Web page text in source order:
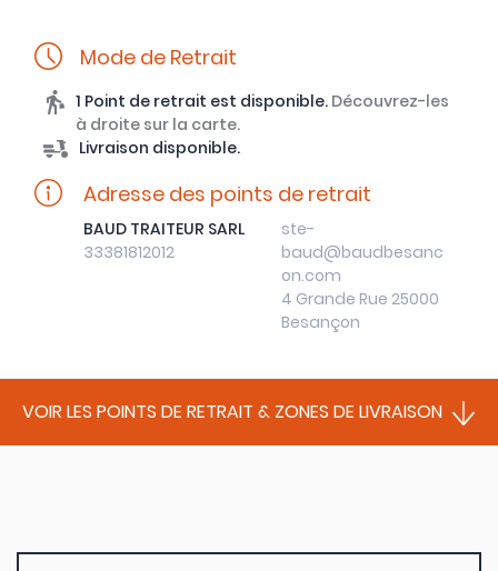
Mode de Retrait
1 Point de retrait est disponible. Découvrez-les
à droite sur la carte.
Livraison disponible.
Adresse des points de retrait
BAUD TRAITEUR SARL
33381812012
ste-
baud@baudbesanc
on.com
4 Grande Rue 25000
Besançon
VOIR LES POINTS DE RETRAIT & ZONES DE LIVRAISON